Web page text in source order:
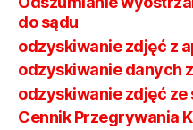
do sądu
odzyskiwanie zdjęć z
odzyskiwanie danych
odzyskiwanie zdjęć
Cennik Przegrywania